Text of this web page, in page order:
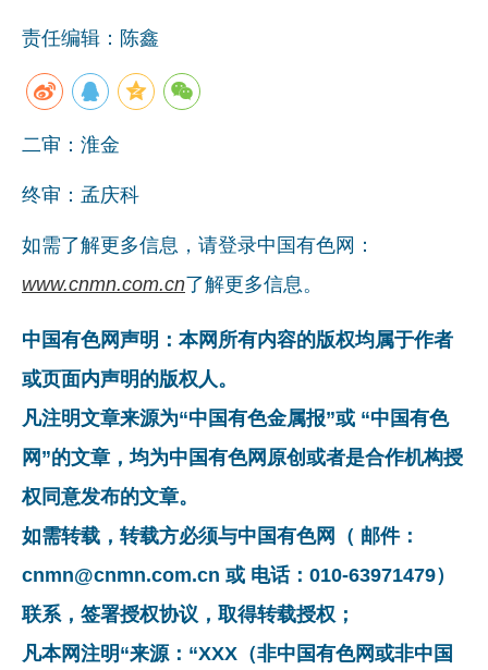
责任编辑：陈鑫
二审：淮金
终审：孟庆科
如需了解更多信息，请登录中国有色网：
www.cnmn.com.cn了解更多信息。
中国有色网声明：本网所有内容的版权均属于作者
或页面内声明的版权人。
凡注明文章来源为“中国有色金属报”或 “中国有色
网”的文章，均为中国有色网原创或者是合作机构授
权同意发布的文章。
如需转载，转载方必须与中国有色网（ 邮件：
cnmn@cnmn.com.cn 或 电话：010-63971479）
联系，签署授权协议，取得转载授权；
凡本网注明“来源：“XXX（非中国有色网或非中国